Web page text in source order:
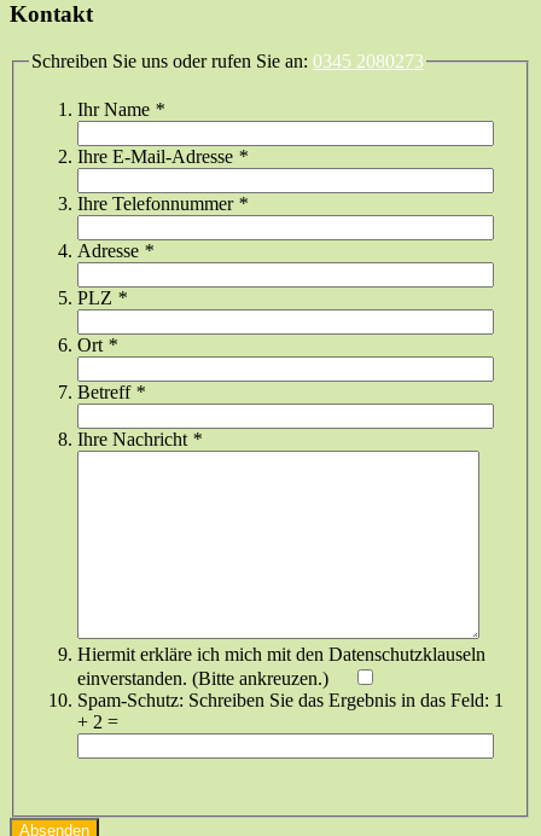
Kontakt
Schreiben Sie uns oder rufen Sie an: 0345 2080273
Ihr Name *
Ihre E-Mail-Adresse *
Ihre Telefonnummer *
Adresse *
PLZ *
Ort *
Betreff *
Ihre Nachricht *
Hiermit erkläre ich mich mit den Datenschutzklauseln
einverstanden. (Bitte ankreuzen.)
Spam-Schutz: Schreiben Sie das Ergebnis in das Feld: 1
+ 2 =